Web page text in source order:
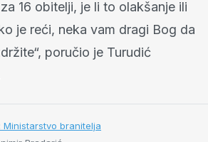
16 obitelji, je li to olakšanje ili
je reći, neka vam dragi Bog da
poručio je Turudić
Ministarstvo branitelja